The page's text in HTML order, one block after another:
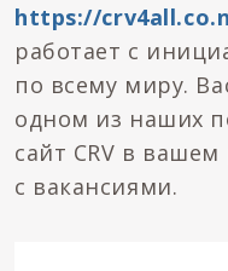
https://
работает с
по всему миру.
одном из наших
сайт CRV в
с вакансиями.